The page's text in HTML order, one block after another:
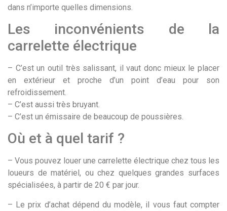
dans n’importe quelles dimensions.
Les inconvénients de la
carrelette électrique
– C’est un outil très salissant, il vaut donc mieux le placer
en extérieur et proche d’un point d’eau pour son
refroidissement.
– C’est aussi très bruyant.
– C’est un émissaire de beaucoup de poussières.
Où et à quel tarif ?
– Vous pouvez louer une carrelette électrique chez tous les
loueurs de matériel, ou chez quelques grandes surfaces
spécialisées, à partir de 20 € par jour.
– Le prix d’achat dépend du modèle, il vous faut compter